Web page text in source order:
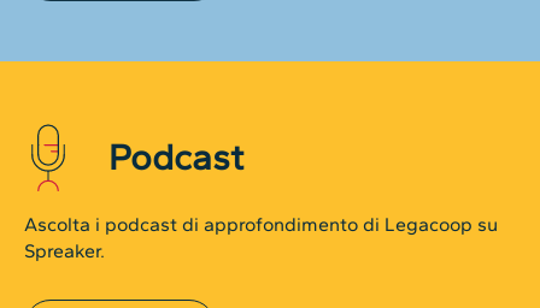
Podcast
Ascolta i podcast di approfondimento di Legacoop su
Spreaker.